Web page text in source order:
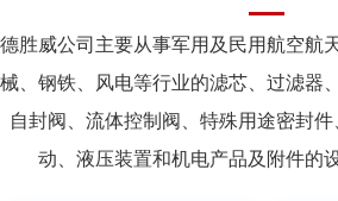
德胜威公司主要从事军用及民用航空航
械、钢铁、风电等行业的滤芯、过滤器
自封阀、流体控制阀、特殊用途密封
动、液压装置和机电产品及附件的